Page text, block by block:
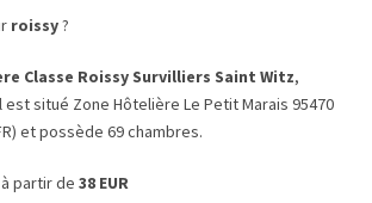
roissy?
Classe Roissy Survilliers Saint Witz,
est situé Zone Hôtelière Le Petit Marais 95470
et possède 69 chambres.
partir de 38 EUR